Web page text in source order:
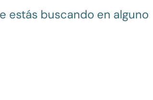
estás buscando en alguno